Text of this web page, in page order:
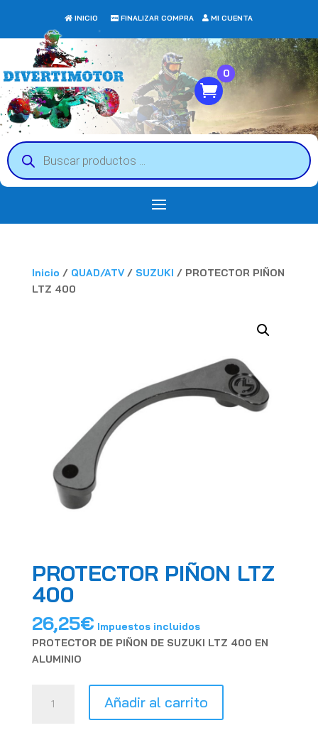
INICIO FINALIZAR COMPRA MI CUENTA
Búsqueda
de
productos
0
Inicio / QUAD/ATV/ SUZUKI / PROTECTOR PIÑON
LTZ 400
PROTECTOR PIÑON LTZ
400
26,25€ Impuestos incluidos
PROTECTOR DE PIÑON DE SUZUKI LTZ 400 EN
ALUMINIO
PIÑON
Añadir al carrito